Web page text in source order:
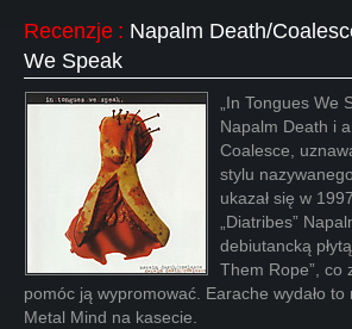
Recenzje : Napalm Death/
We Speak
„In Tongues We
Napalm Death i
Coalesce,
stylu
ukazał się w
„Diatribes”
debiutancką
Them Rope”, co
pomóc ją wypromować. Earache wydało to
Metal Mind na kasecie.